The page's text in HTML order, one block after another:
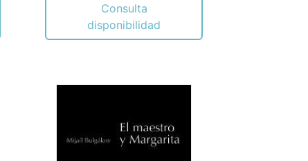
Consulta
disponibilidad